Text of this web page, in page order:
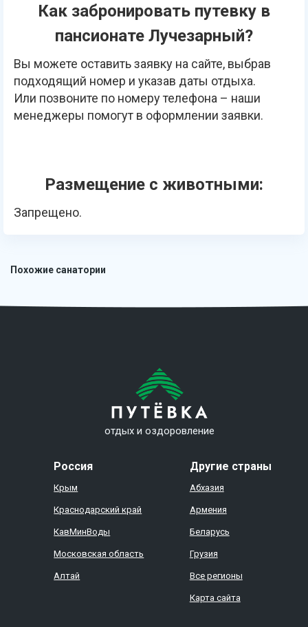
Как забронировать путевку в
пансионате Лучезарный?
Вы можете оставить заявку на сайте, выбрав
подходящий номер и указав даты отдыха.
Или позвоните по номеру телефона – наши
менеджеры помогут в оформлении заявки.
Размещение с животными:
Запрещено.
Похожие санатории
отдых и оздоровление
Россия
Крым
Краснодарский край
КавМинВоды
Московская область
Алтай
Другие страны
Абхазия
Армения
Беларусь
Грузия
Все регионы
Карта сайта